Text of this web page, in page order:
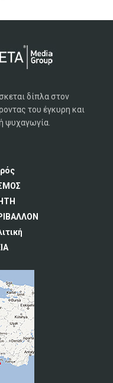
δίπλα στον
του έγκυρη και
ψυχαγωγία.